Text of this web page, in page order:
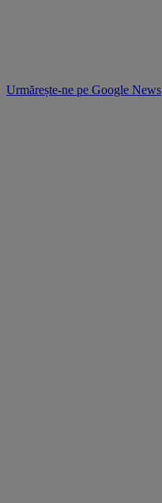
Urmărește-ne pe Google News